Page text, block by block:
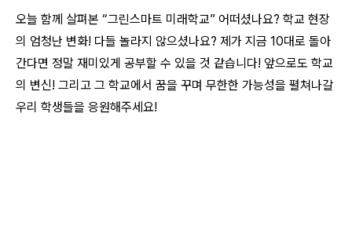
오늘 함께 살펴본 “그린스마트 미래학교” 어떠셨나요? 학교 현장
의 엄청난 변화! 다들 놀라지 않으셨나요? 제가 지금 10대로 돌아
간다면 정말 재미있게 공부할 수 있을 것 같습니다! 앞으로도 학교
의 변신! 그리고 그 학교에서 꿈을 꾸며 무한한 가능성을 펼쳐나갈
우리 학생들을 응원해주세요!